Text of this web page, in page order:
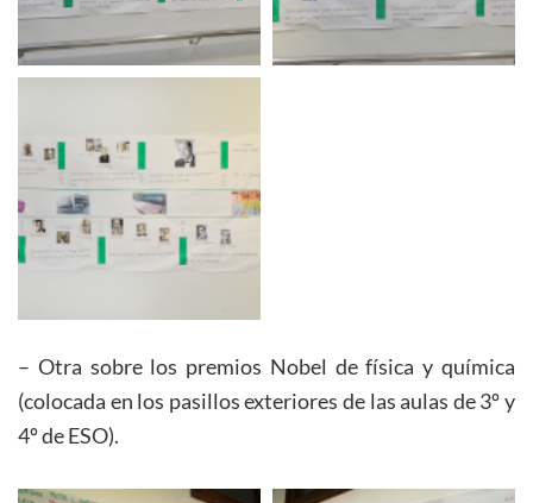
– Otra sobre los premios Nobel de física y química
(colocada en los pasillos exteriores de las aulas de 3º y
4º de ESO).